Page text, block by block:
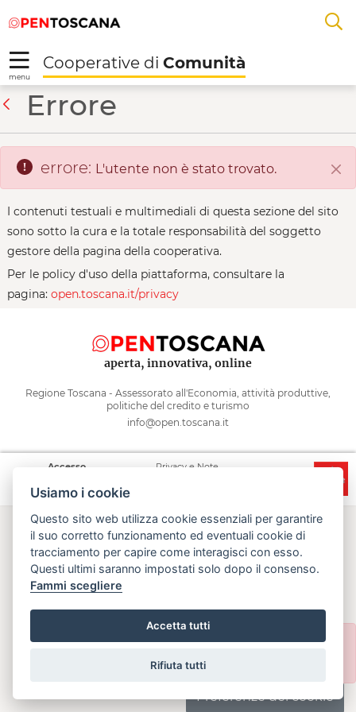
Skip to Main Content
alal
menu
Cooperative di Comunità
Il Girasole -
Errore
errore: L'utente non è stato trovato.
I contenuti testuali e multimediali di questa sezione del sito
sono sotto la cura e la totale responsabilità del soggetto
gestore della pagina della cooperativa.
Per le policy d'uso della piattaforma, consultare la
pagina: open.toscana.it/privacy
aperta, innovativa, online
Regione Toscana - Assessorato all'Economia, attività produttive,
politiche del credito e turismo
info@open.toscana.it
Accesso
Privacy e Note
Usiamo i cookie
Questo sito web utilizza cookie essenziali per garantire
il suo corretto funzionamento ed eventuali cookie di
tracciamento per capire come interagisci con esso.
Questi ultimi saranno impostati solo dopo il consenso.
Fammi scegliere
Accetta tutti
Rifiuta tutti